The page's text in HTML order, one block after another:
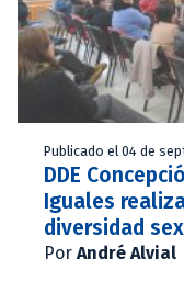
Publicado el 04 de
DDE
Iguales
diversidad
Por André Alvial